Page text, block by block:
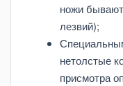
ножи
лезвий);
нетолстые
присмотра